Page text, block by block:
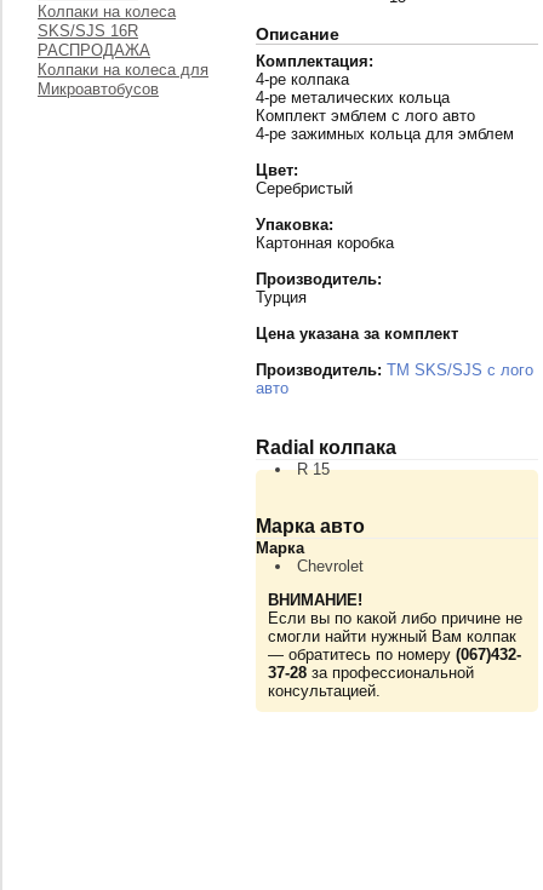
Колпаки на колеса
SKS/SJS 16R
РАСПРОДАЖА
Колпаки на колеса для
Микроавтобусов
Описание
Комплектация:
4-ре колпака
4-ре металических кольца
Комплект эмблем с лого авто
4-ре зажимных кольца для эмблем
Цвет:
Серебристый
Упаковка:
Картонная коробка
Производитель:
Турция
Цена указана за комплект
Производитель: TM SKS/SJS с лого
авто
Radial колпака
R 15
Марка авто
Марка
Chevrolet
ВНИМАНИЕ!
Если вы по какой либо причине не
смогли найти нужный Вам колпак
— обратитесь по номеру (067)432-
37-28 за профессиональной
консультацией.